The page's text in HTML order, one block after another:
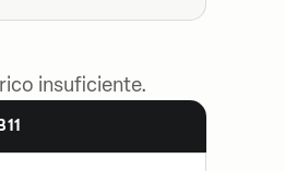
insuficiente.